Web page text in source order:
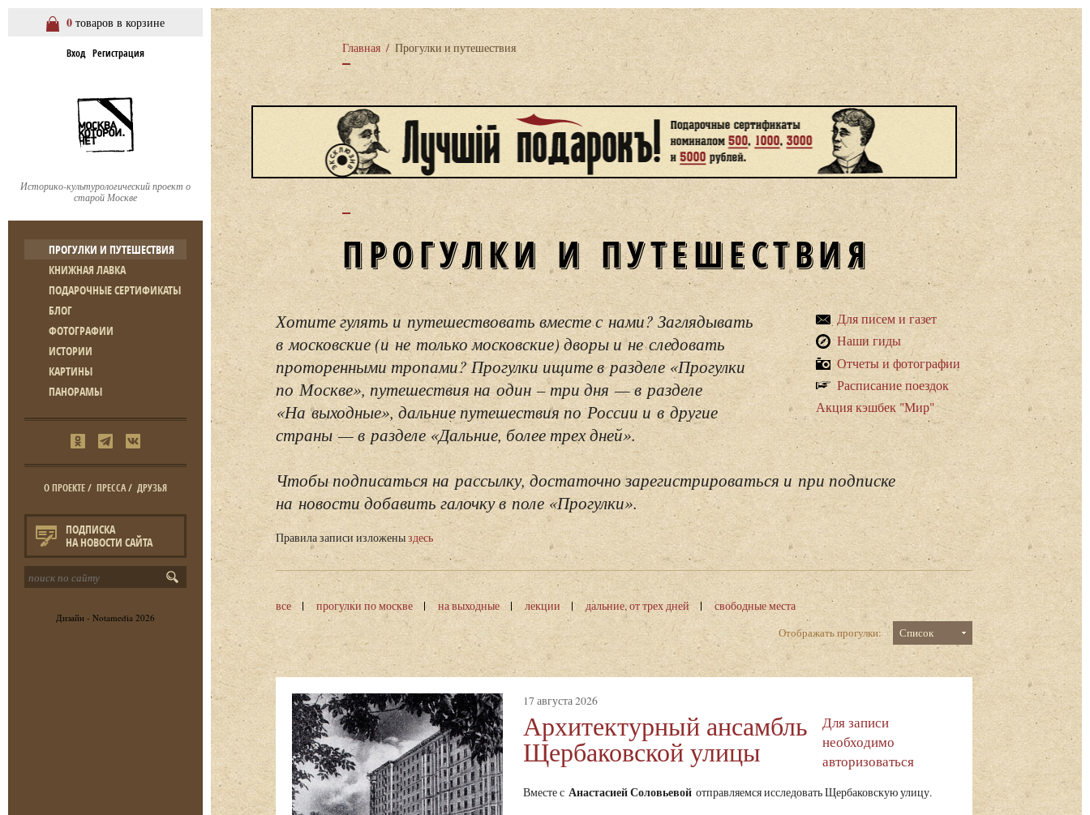
0 товаров в корзине
Вход Регистрация
Историко-культурологический проект о
старой Москве
ПРОГУЛКИ И ПУТЕШЕСТВИЯ
КНИЖНАЯ ЛАВКА
ПОДАРОЧНЫЕ СЕРТИФИКАТЫ
БЛОГ
ФОТОГРАФИИ
ИСТОРИИ
КАРТИНЫ
ПАНОРАМЫ
О ПРОЕКТЕ/ ПРЕССА/ ДРУЗЬЯ
ПОДПИСКА
НА НОВОСТИ САЙТА
Дизайн - Notamedia 2026
Главная / Прогулки и путешествия
ПРОГУЛКИ И ПУТЕШЕСТВИЯ
Для писем и газет
Наши гиды
Отчеты и фотографии
Расписание поездок
Акция кэшбек "Мир"
Хотите гулять и путешествовать вместе с нами? Заглядывать
в московские (и не только московские) дворы и не следовать
проторенными тропами? Прогулки ищите в разделе «Прогулки
по Москве», путешествия на один – три дня — в разделе
«На выходные», дальние путешествия по России и в другие
страны — в разделе «Дальние, более трех дней».
Чтобы подписаться на рассылку, достаточно зарегистрироваться и при подписке
на новости добавить галочку в поле «Прогулки».
Правила записи изложеныздесь
все прогулки по москве на выходные лекции дальние, от трех дней
свободные места
Отображать прогулки:
Список
17 августа 2026
Архитектурный ансамбль
Щербаковской улицы
Для записи
необходимо
авторизоваться
Вместе с Анастасией Соловьевой отправляемся исследовать Щербаковскую улицу.